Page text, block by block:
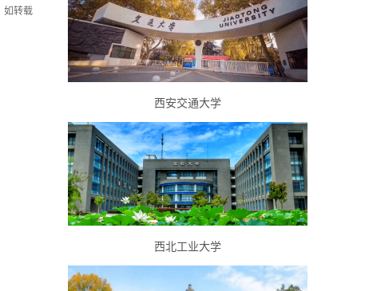
如转载
西安交通大学
西北工业大学